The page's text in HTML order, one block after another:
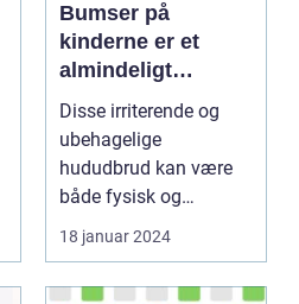
Bumser på
kinderne er et
almindeligt
problem, som
mange mennesker
oplever i løbet af
deres liv
Disse irriterende og
ubehagelige
hududbrud kan være
både fysisk og
følelsesmæssigt
belastende, især ...
18 januar 2024